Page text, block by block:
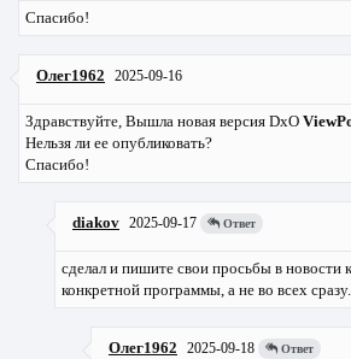
Спасибо!
Олег1962 2025-09-16
Здравствуйте, Вышла новая версия DxO
Нельзя ли ее опубликовать?
Спасибо!
diakov 2025-09-17 Ответ
сделал и пишите свои просьбы в новости
конкретной программы, а не во всех сразу.
Олег1962 2025-09-18 Ответ